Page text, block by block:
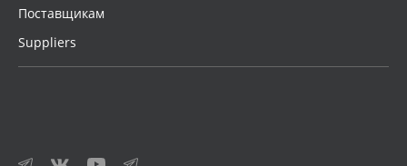
Поставщикам
Suppliers